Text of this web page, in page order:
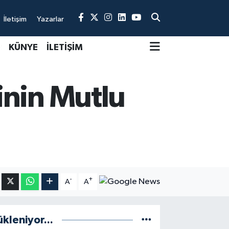
İletişim Yazarlar
KÜNYE İLETİŞİM
Mutlu
A- A+